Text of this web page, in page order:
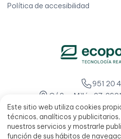
Este sitio web utiliza cookies
técnicos, analíticos y
nuestros servicios y mostrarle
función de sus hábitos de
Política de accesibilidad
951 20
C/ San Millán 27,
L - V 9:00 - 14:00 /